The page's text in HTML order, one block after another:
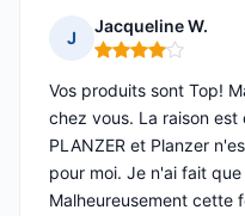
J
Jacqueline W.
Note : 4 sur 5
Vos produits sont Top!
chez vous. La raison
PLANZER et Planzer
pour moi. Je n'ai fait
Malheureusement cette